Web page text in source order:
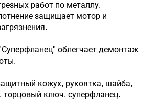
работ по металлу.
защищает мотор и
облегчает демонтаж
кожух, рукоятка, шайба,
торцовый ключ, суперфланец.